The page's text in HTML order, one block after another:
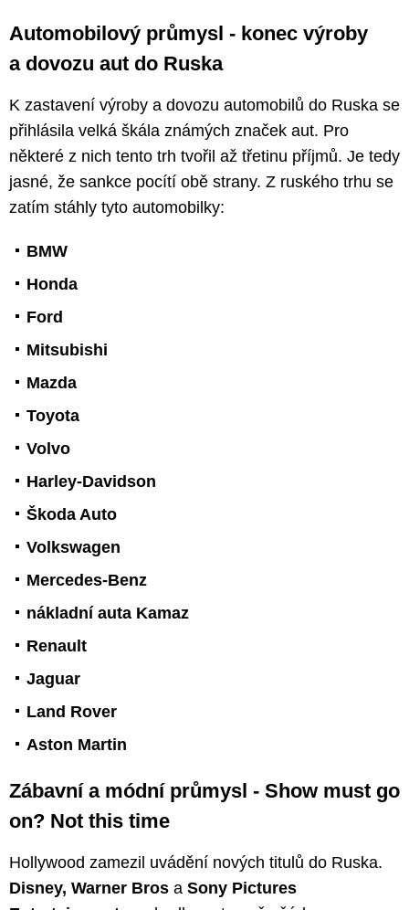
Automobilový průmysl - konec výroby
a dovozu aut do Ruska
K zastavení výroby a dovozu automobilů do Ruska se
přihlásila velká škála známých značek aut. Pro
některé z nich tento trh tvořil až třetinu příjmů. Je tedy
jasné, že sankce pocítí obě strany. Z ruského trhu se
zatím stáhly tyto automobilky:
BMW
Honda
Ford
Mitsubishi
Mazda
Toyota
Volvo
Harley-Davidson
Škoda Auto
Volkswagen
Mercedes-Benz
nákladní auta Kamaz
Renault
Jaguar
Land Rover
Aston Martin
Zábavní a módní průmysl - Show must go
on? Not this time
Hollywood zamezil uvádění nových titulů do Ruska.
Disney, Warner Bros a Sony Pictures